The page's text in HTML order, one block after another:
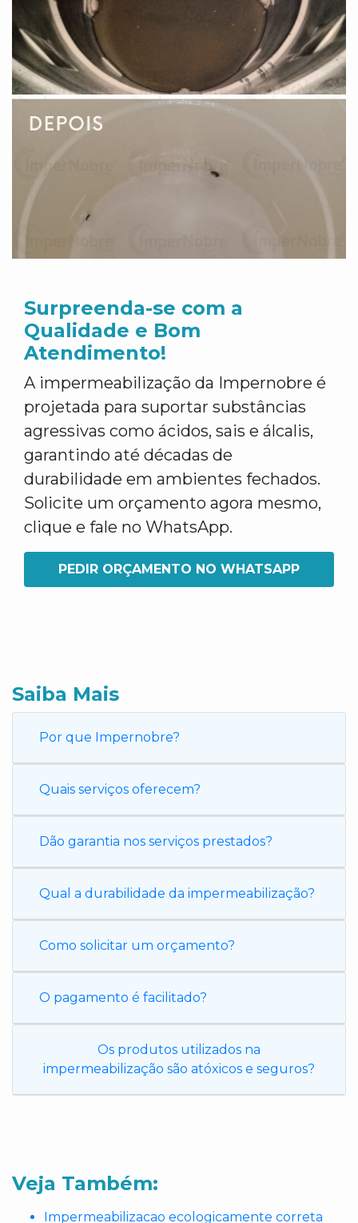
Surpreenda-se com a
Qualidade e Bom
Atendimento!
A impermeabilização da Impernobre é
projetada para suportar substâncias
agressivas como ácidos, sais e álcalis,
garantindo até décadas de
durabilidade em ambientes fechados.
Solicite um orçamento agora mesmo,
clique e fale no WhatsApp.
PEDIR ORÇAMENTO NO WHATSAPP
Saiba Mais
Por que Impernobre?
Quais serviços oferecem?
Dão garantia nos serviços prestados?
Qual a durabilidade da impermeabilização?
Como solicitar um orçamento?
O pagamento é facilitado?
Os produtos utilizados na
impermeabilização são atóxicos e seguros?
Veja Também:
Impermeabilizacao ecologicamente correta